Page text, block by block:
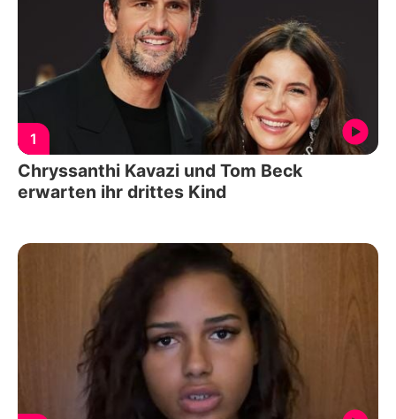
1
Chryssanthi Kavazi und Tom Beck
erwarten ihr drittes Kind